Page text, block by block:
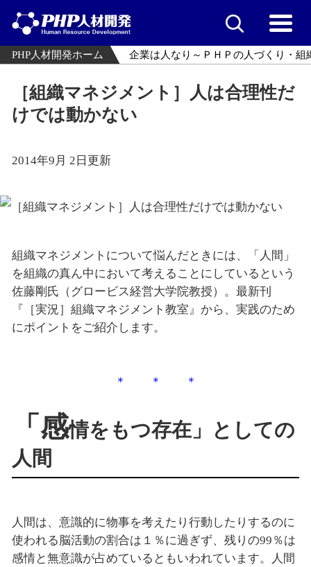
PHP人材開発ホーム 企業は人なり～ＰＨＰの人づくり・組
［組織マネジメント］人は合理性だ
けでは動かない
2014年9月 2日更新
組織マネジメントについて悩んだときには、「人間」
を組織の真ん中において考えることにしているという
佐藤剛氏（グロービス経営大学院教授）。最新刊
『［実況］組織マネジメント教室』から、実践のため
にポイントをご紹介します。
＊ ＊ ＊
「感情をもつ存在」としての
人間
人間は、意識的に物事を考えたり行動したりするのに
使われる脳活動の割合は１％に過ぎず、残りの99％は
感情と無意識が占めているともいわれています。人間